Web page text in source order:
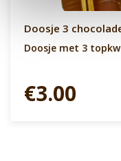
Doosje 3
Doosje met 3
€3.00